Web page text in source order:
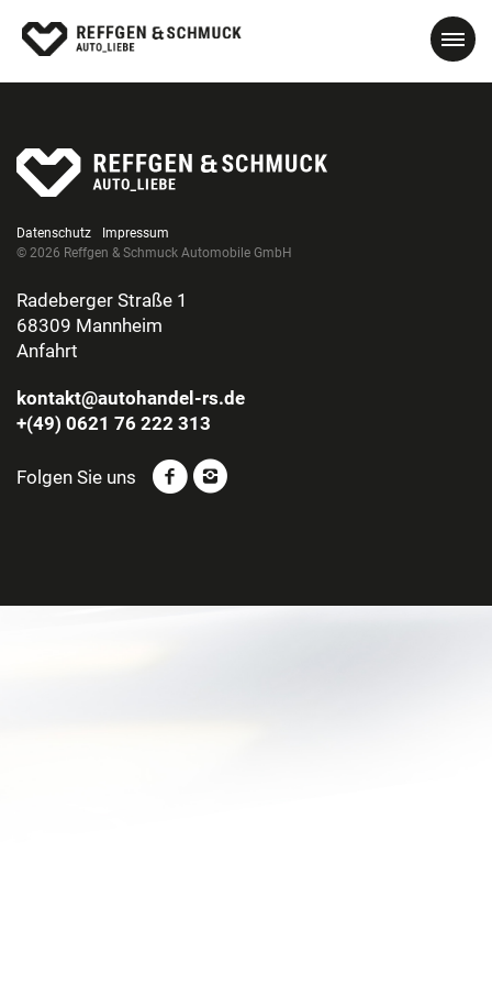
Datenschutz
Impressum
© 2026 Reffgen & Schmuck Automobile GmbH
Radeberger Straße 1
68309 Mannheim
Anfahrt
kontakt@autohandel-rs.de
+(49) 0621 76 222 313
Folgen Sie uns